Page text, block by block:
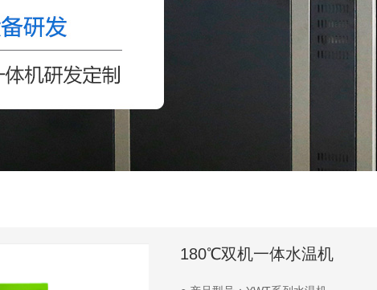
180℃双机一体水温机